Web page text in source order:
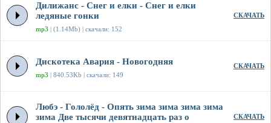
Дилижанс - Снег и елки - Снег и елки
ледяные гонки
mp3 | (1.14Mb) | скачали: 152
СКАЧАТЬ
Дискотека Авария - Новогодняя
mp3 | 840.53Kb | скачали: 149
СКАЧАТЬ
Любэ - Гололёд - Опять зима зима зима зима
зима Две тысячи девятнадцать раз о
СКАЧАТЬ